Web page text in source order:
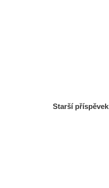
Starší příspěvek